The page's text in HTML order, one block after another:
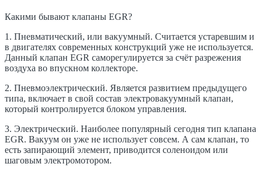
Какими бывают клапаны EGR?
1. Пневматический, или вакуумный. Считается устаревшим и
в двигателях современных конструкций уже не используется.
Данный клапан EGR саморегулируется за счёт разрежения
воздуха во впускном коллекторе.
2. Пневмоэлектрический. Является развитием предыдущего
типа, включает в свой состав электровакуумный клапан,
который контролируется блоком управления.
3. Электрический. Наиболее популярный сегодня тип клапана
EGR. Вакуум он уже не использует совсем. А сам клапан, то
есть запирающий элемент, приводится соленоидом или
шаговым электромотором.